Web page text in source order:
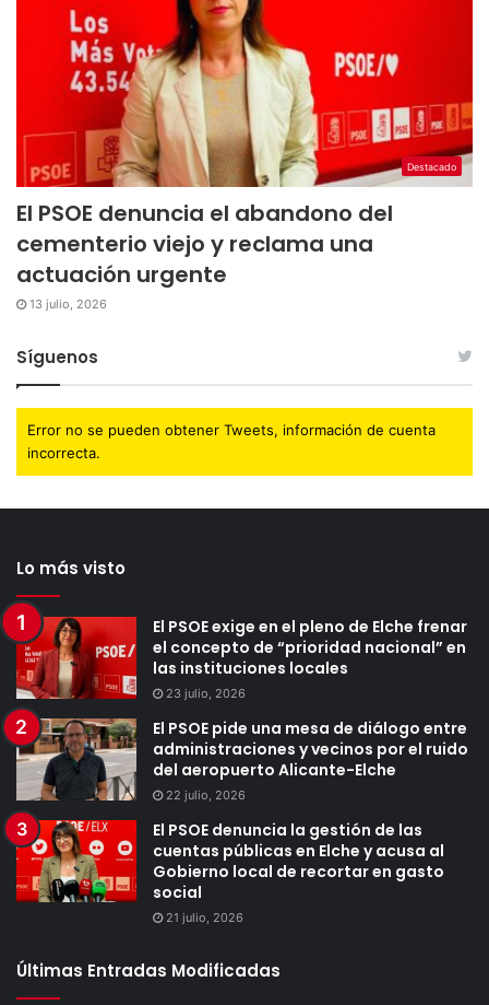
Destacado
El PSOE denuncia el abandono del
cementerio viejo y reclama una
actuación urgente
13 julio, 2026
Síguenos
Error no se pueden obtener Tweets, información de cuenta
incorrecta.
Lo más visto
El PSOE exige en el pleno de Elche frenar
el concepto de “prioridad nacional” en
las instituciones locales
23 julio, 2026
El PSOE pide una mesa de diálogo entre
administraciones y vecinos por el ruido
del aeropuerto Alicante-Elche
22 julio, 2026
El PSOE denuncia la gestión de las
cuentas públicas en Elche y acusa al
Gobierno local de recortar en gasto
social
21 julio, 2026
Últimas Entradas Modificadas